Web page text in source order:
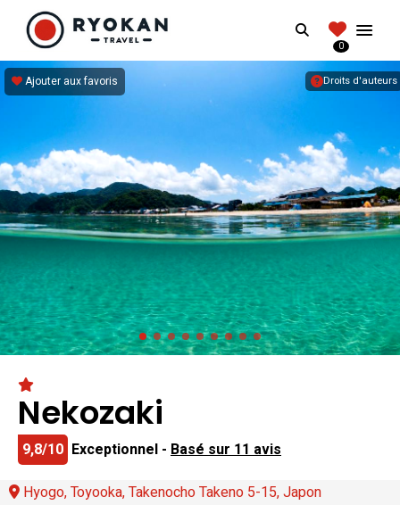
RYOKANTRAVEL
Vivez l'expérience authentique d'un Ryokan
Search
0
Droits d'auteurs
Ajouter aux favoris
Nekozaki
9,8/10 Exceptionnel - Basé sur 11 avis
Hyogo, Toyooka, Takenocho Takeno 5-15, Japon